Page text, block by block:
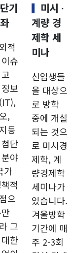
기
적
슈
보
,
등
단
야
가
적
으
그
한
미시 ∙
계량 경
제학 세
미나
신입생들
을 대상으
로 방학
중에 개설
되는 것으
로 미시경
제학, 계
량경제학
세미나가
있습니다.
겨울방학
기간에 매
주 2-3회